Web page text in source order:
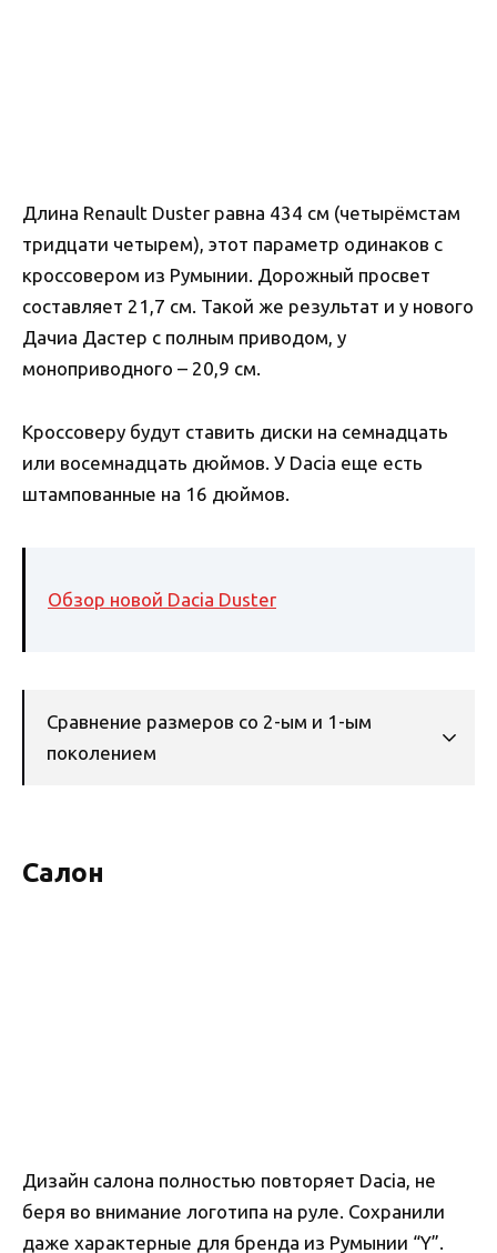
Длина Renault Duster равна 434 см (четырёмстам
тридцати четырем), этот параметр одинаков с
кроссовером из Румынии. Дорожный просвет
составляет 21,7 см. Такой же результат и у нового
Дачиа Дастер с полным приводом, у
моноприводного – 20,9 см.
Кроссоверу будут ставить диски на семнадцать
или восемнадцать дюймов. У Dacia еще есть
штампованные на 16 дюймов.
Обзор новой Dacia Duster
Сравнение размеров со 2-ым и 1-ым
поколением
Салон
Дизайн салона полностью повторяет Dacia, не
беря во внимание логотипа на руле. Сохранили
даже характерные для бренда из Румынии “Y”.